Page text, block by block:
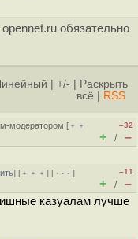
обязательно
+/-
Раскрыть
всё
RSS
модератором [ ﹢﹢
–32
+ / –
] [ ﹢﹢﹢] [ · · ·]
–11
+ / –
казуалам лучше